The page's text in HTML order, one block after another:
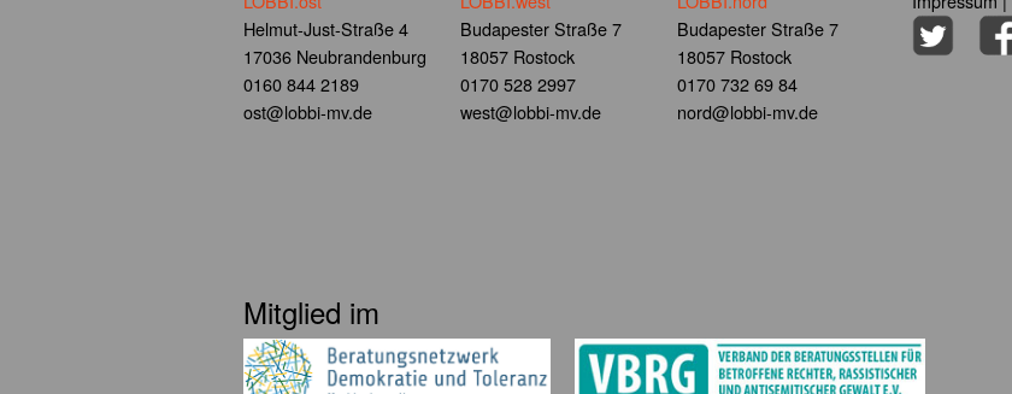
Helmut-Just-Straße 4
17036 Neubrandenburg
0160 844 2189
ost@lobbi-mv.de
Budapester Straße 7
18057 Rostock
0170 528 2997
west@lobbi-mv.de
Budapester Straße 7
18057 Rostock
0170 732 69 84
nord@lobbi-mv.de
Mitglied im